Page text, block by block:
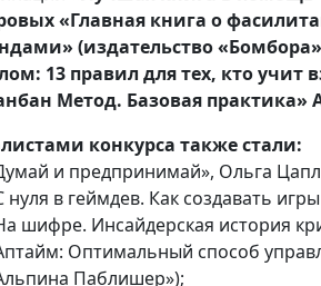
«Главная книга о
(издательство «Бомбора»
13 правил для тех, кто учит
Метод. Базовая практика»
конкурса также стали:
и предпринимай», Ольга
нуля в геймдев. Как создавать
шифре. Инсайдерская история
Оптимальный способ
Паблишер»);